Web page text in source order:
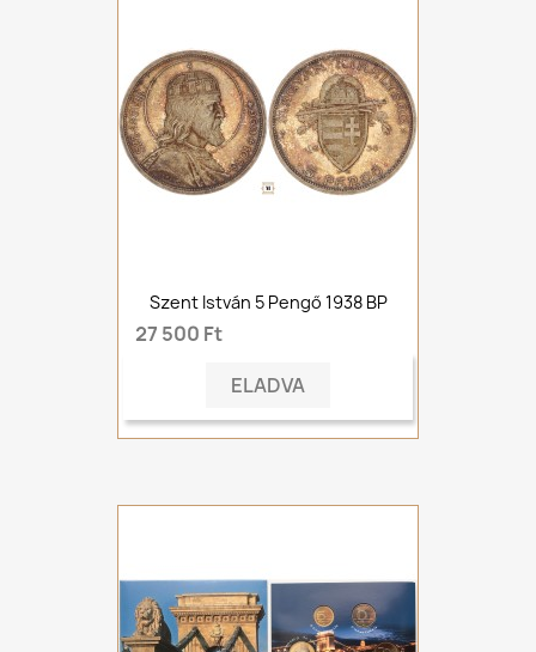
Szent István 5 Pengő 1938 BP
27 500 Ft
ELADVA